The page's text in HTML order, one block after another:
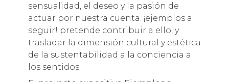
sensualidad, el deseo y la pasión de
actuar por nuestra cuenta. ¡ejemplos a
seguir! pretende contribuir a ello, y
trasladar la dimensión cultural y estética
de la sustentabilidad a la conciencia a
los sentidos.